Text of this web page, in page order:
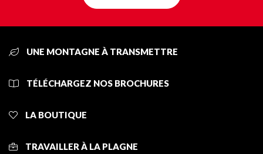
UNE MONTAGNE À TRANSMETTRE
TÉLÉCHARGEZ NOS BROCHURES
LA BOUTIQUE
TRAVAILLER À LA PLAGNE